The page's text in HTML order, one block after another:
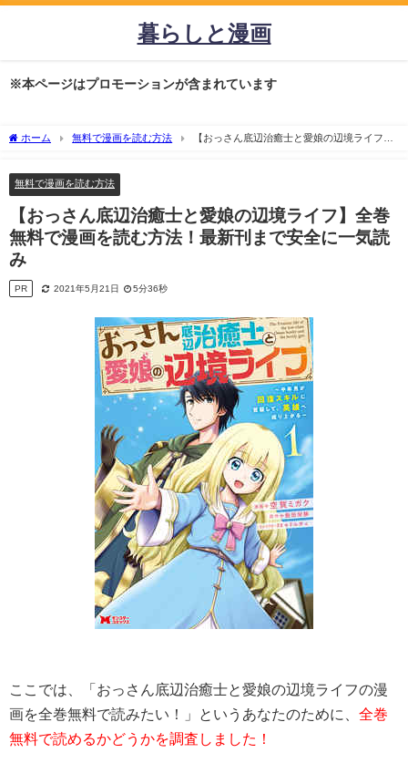
暮らしと漫画
※本ページはプロモーションが含まれています
ホーム 無料で漫画を読む方法
【おっさん底辺治癒士と愛娘の辺境ライフ】
無料で漫画を読む方法
【おっさん底辺治癒士と愛娘の辺境ライフ】全巻
無料で漫画を読む方法！最新刊まで安全に一気読
み
PR 2021年5月21日 5分36秒
ここでは、「おっさん底辺治癒士と愛娘の辺境ライフの漫
画を全巻無料で読みたい！」というあなたのために、 全巻
無料で読めるかどうかを調査しました！